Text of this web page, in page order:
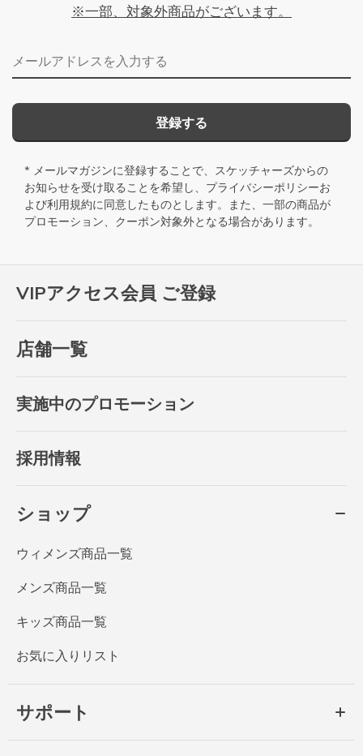
VIPアクセス会員 ご登録
店舗一覧
実施中のプロモーション
採用情報
ショップ
ウィメンズ商品一覧
メンズ商品一覧
キッズ商品一覧
お気に入りリスト
サポート
※一部、対象外商品がございます。
メールアドレス
登録する
* メールマガジンに登録することで、スケッチャーズからの
お知らせを受け取ることを希望し、 プライバシーポリシーお
よび利用規約に同意したものとします。また、一部の商品が
プロモーション、クーポン対象外となる場合があります。